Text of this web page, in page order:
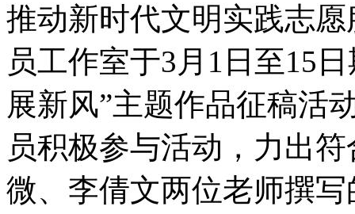
推动新时代文明实践志
员工作室于3月1日至15
展新风”主题作品征稿活
员积极参与活动，力出
微、李倩文两位老师撰